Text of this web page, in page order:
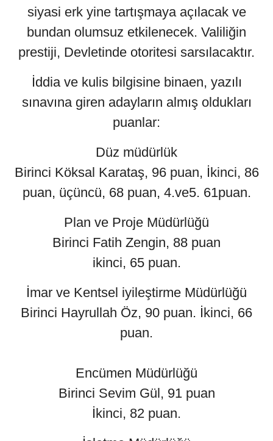
siyasi erk yine tartışmaya açılacak ve
bundan olumsuz etkilenecek. Valiliğin
prestiji, Devletinde otoritesi sarsılacaktır.
İddia ve kulis bilgisine binaen, yazılı
sınavına giren adayların almış oldukları
puanlar:
Düz müdürlük
Birinci Köksal Karataş, 96 puan, İkinci, 86
puan, üçüncü, 68 puan, 4.ve5. 61puan.
Plan ve Proje Müdürlüğü
Birinci Fatih Zengin, 88 puan
ikinci, 65 puan.
İmar ve Kentsel iyileştirme Müdürlüğü
Birinci Hayrullah Öz, 90 puan. İkinci, 66
puan.
Encümen Müdürlüğü
Birinci Sevim Gül, 91 puan
İkinci, 82 puan.